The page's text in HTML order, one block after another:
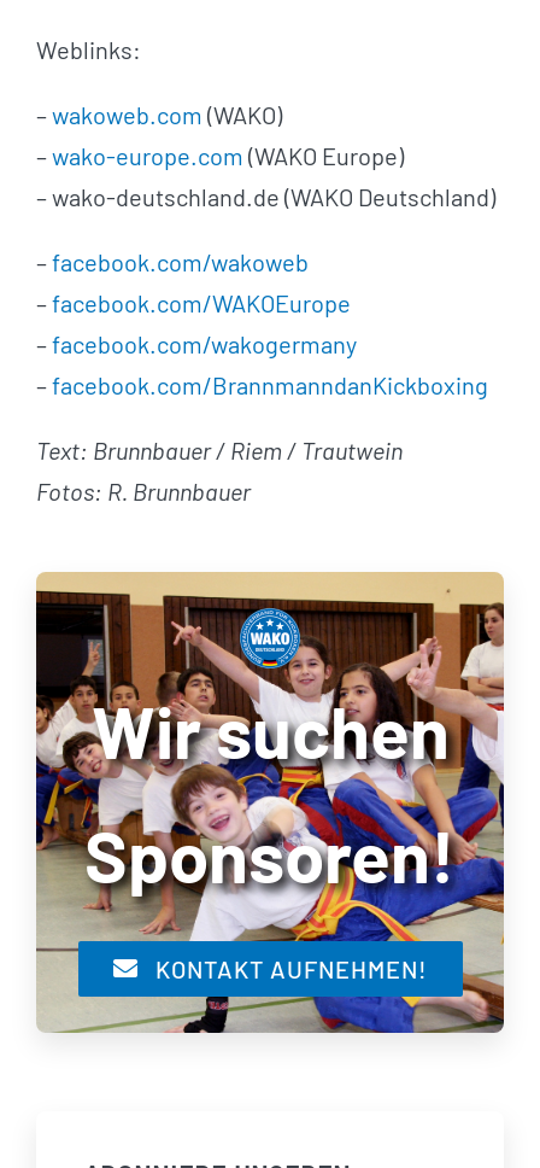
Weblinks:
–wakoweb.com (WAKO)
–wako-europe.com (WAKO Europe)
– wako-deutschland.de (WAKO Deutschland)
–facebook.com/wakoweb
–facebook.com/WAKOEurope
–facebook.com/wakogermany
–facebook.com/BrannmanndanKickboxing
Text: Brunnbauer / Riem / Trautwein
Fotos: R. Brunnbauer
Wir suchen
Sponsoren!
KONTAKT AUFNEHMEN!